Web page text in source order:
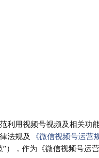
利用视频号视频及相关功
法规及
《微信视频号运营
，作为《微信视频号运